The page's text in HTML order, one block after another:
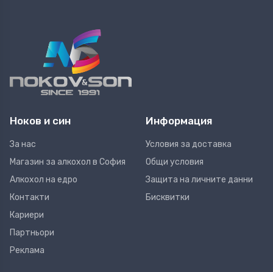
Ноков и син
За нас
Магазин за алкохол в София
Алкохол на едро
Контакти
Кариери
Партньори
Реклама
Информация
Условия за доставка
Общи условия
Защита на личните данни
Бисквитки